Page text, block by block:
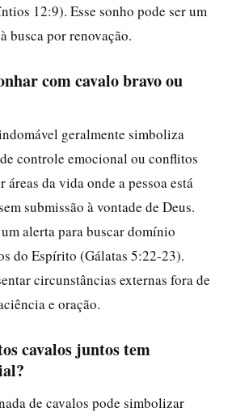
12:9). Esse sonho pode ser um
busca por renovação.
com cavalo bravo ou
geralmente simboliza
controle emocional ou conflitos
da vida onde a pessoa está
submissão à vontade de Deus.
alerta para buscar domínio
do Espírito (Gálatas 5:22-23).
circunstâncias externas fora de
e oração.
cavalos juntos tem
de cavalos pode simbolizar